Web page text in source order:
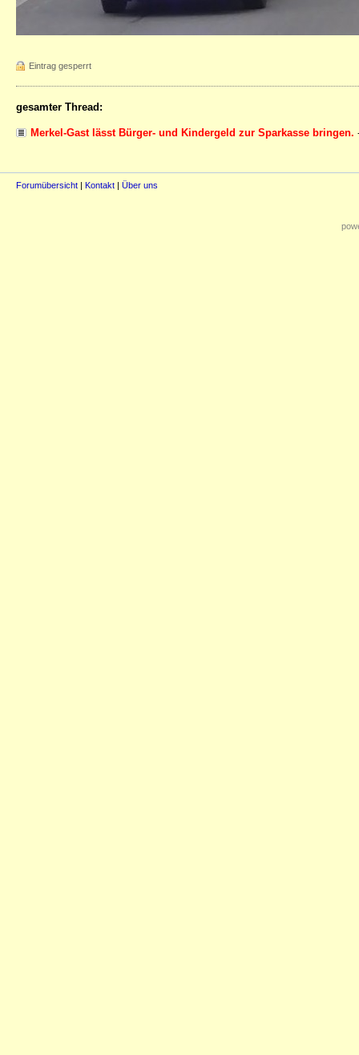
Eintrag gesperrt
gesamter Thread:
Merkel-Gast lässt Bürger- und Kindergeld zur Sparkasse bringen.
Forumübersicht | Kontakt | Über uns